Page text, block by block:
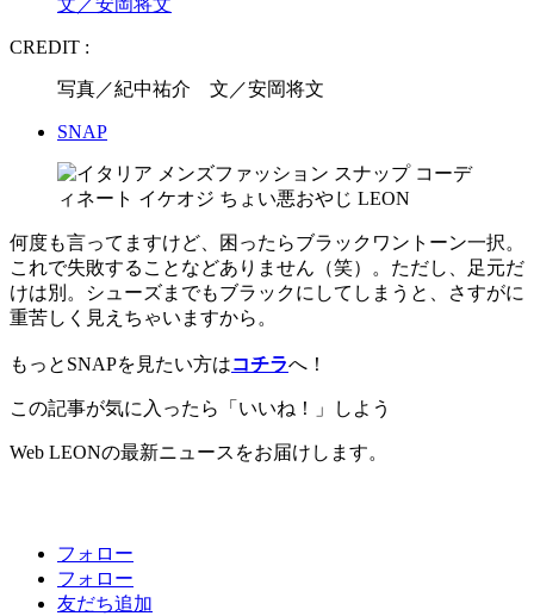
CREDIT :
写真／紀中祐介 文／安岡将文
SNAP
何度も言ってますけど、困ったらブラックワントーン一択。
これで失敗することなどありません（笑）。ただし、足元だ
けは別。シューズまでもブラックにしてしまうと、さすがに
重苦しく見えちゃいますから。
もっとSNAPを見たい方はコチラへ！
この記事が気に入ったら「いいね！」しよう
Web LEONの最新ニュースをお届けします。
フォロー
フォロー
友だち追加